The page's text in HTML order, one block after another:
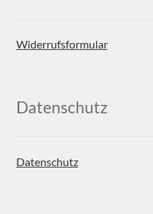
Widerrufsformular
Datenschutz
Datenschutz